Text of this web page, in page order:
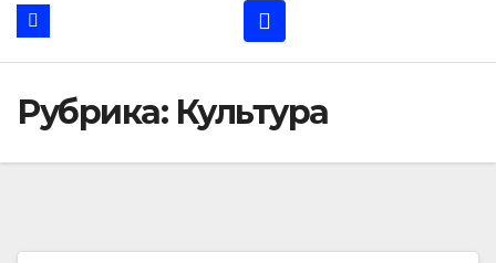
Рубрика: Культура